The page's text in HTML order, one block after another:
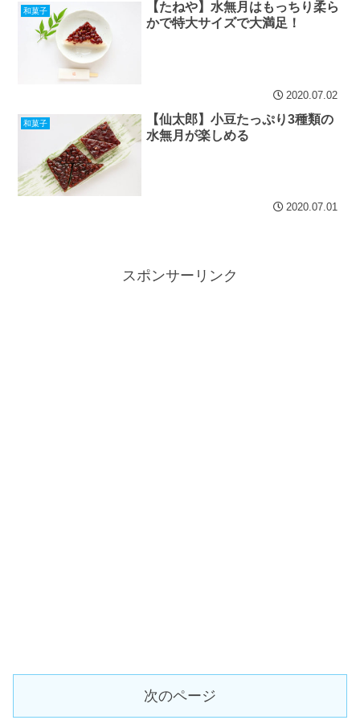
和菓子
【たねや】水無月はもっちり柔ら
かで特大サイズで大満足！
2020.07.02
和菓子
【仙太郎】小豆たっぷり3種類の
水無月が楽しめる
2020.07.01
スポンサーリンク
次のページ